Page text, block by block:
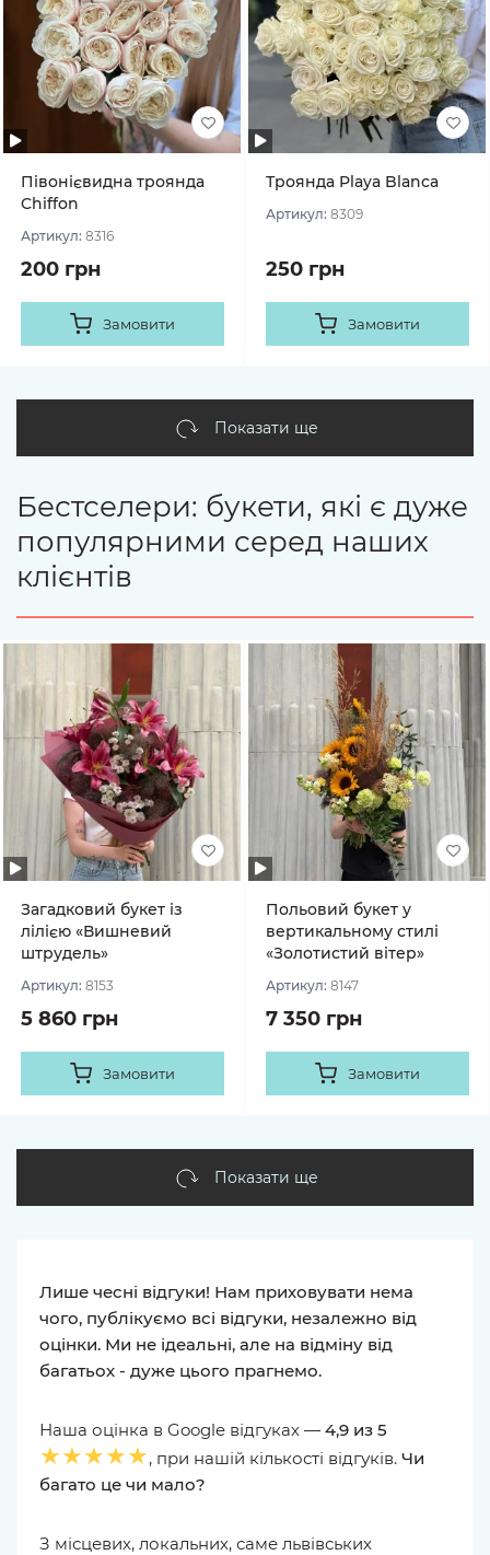
Півонієвидна троянда
Chiffon
Артикул: 8316
200 грн
Замовити
Троянда Playa Blanca
Артикул: 8309
250 грн
Замовити
Показати ще
Бестселери: букети, які є дуже
популярними серед наших
клієнтів
Загадковий букет із
лілією «Вишневий
штрудель»
Артикул: 8153
5 860 грн
Замовити
Польовий букет у
вертикальному стилі
«Золотистий вітер»
Артикул: 8147
7 350 грн
Замовити
Показати ще
Лише чесні відгуки! Нам приховувати нема
чого, публікуємо всі відгуки, незалежно від
оцінки. Ми не ідеальні, але на відміну від
багатьох - дуже цього прагнемо.
Наша оцінка в Google відгуках — 4,9 из 5
★★★★★, при нашій кількості відгуків. Чи
багато це чи мало?
З місцевих, локальних, саме львівських